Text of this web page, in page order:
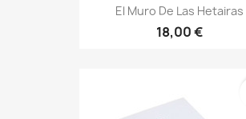
El Muro De Las Hetairas
18,00 €